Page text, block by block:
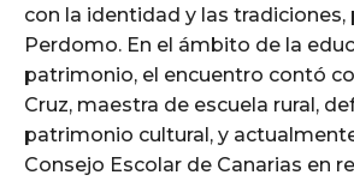
con la identidad y las tradiciones,
Perdomo. En el ámbito de la
patrimonio, el encuentro contó
Cruz, maestra de escuela rural,
patrimonio cultural, y
Consejo Escolar de Canarias en